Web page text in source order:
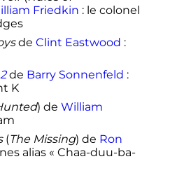
Friedkin : le colonel
de Clint Eastwood :
de Barry Sonnenfeld :
K
) de William
(The Missing) de Ron
alias « Chaa-duu-ba-